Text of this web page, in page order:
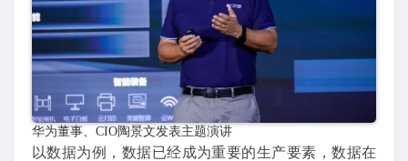
华为董事、CIO陶景文发表主题演讲
以数据为例，数据已经成为重要的生产要素，数据在